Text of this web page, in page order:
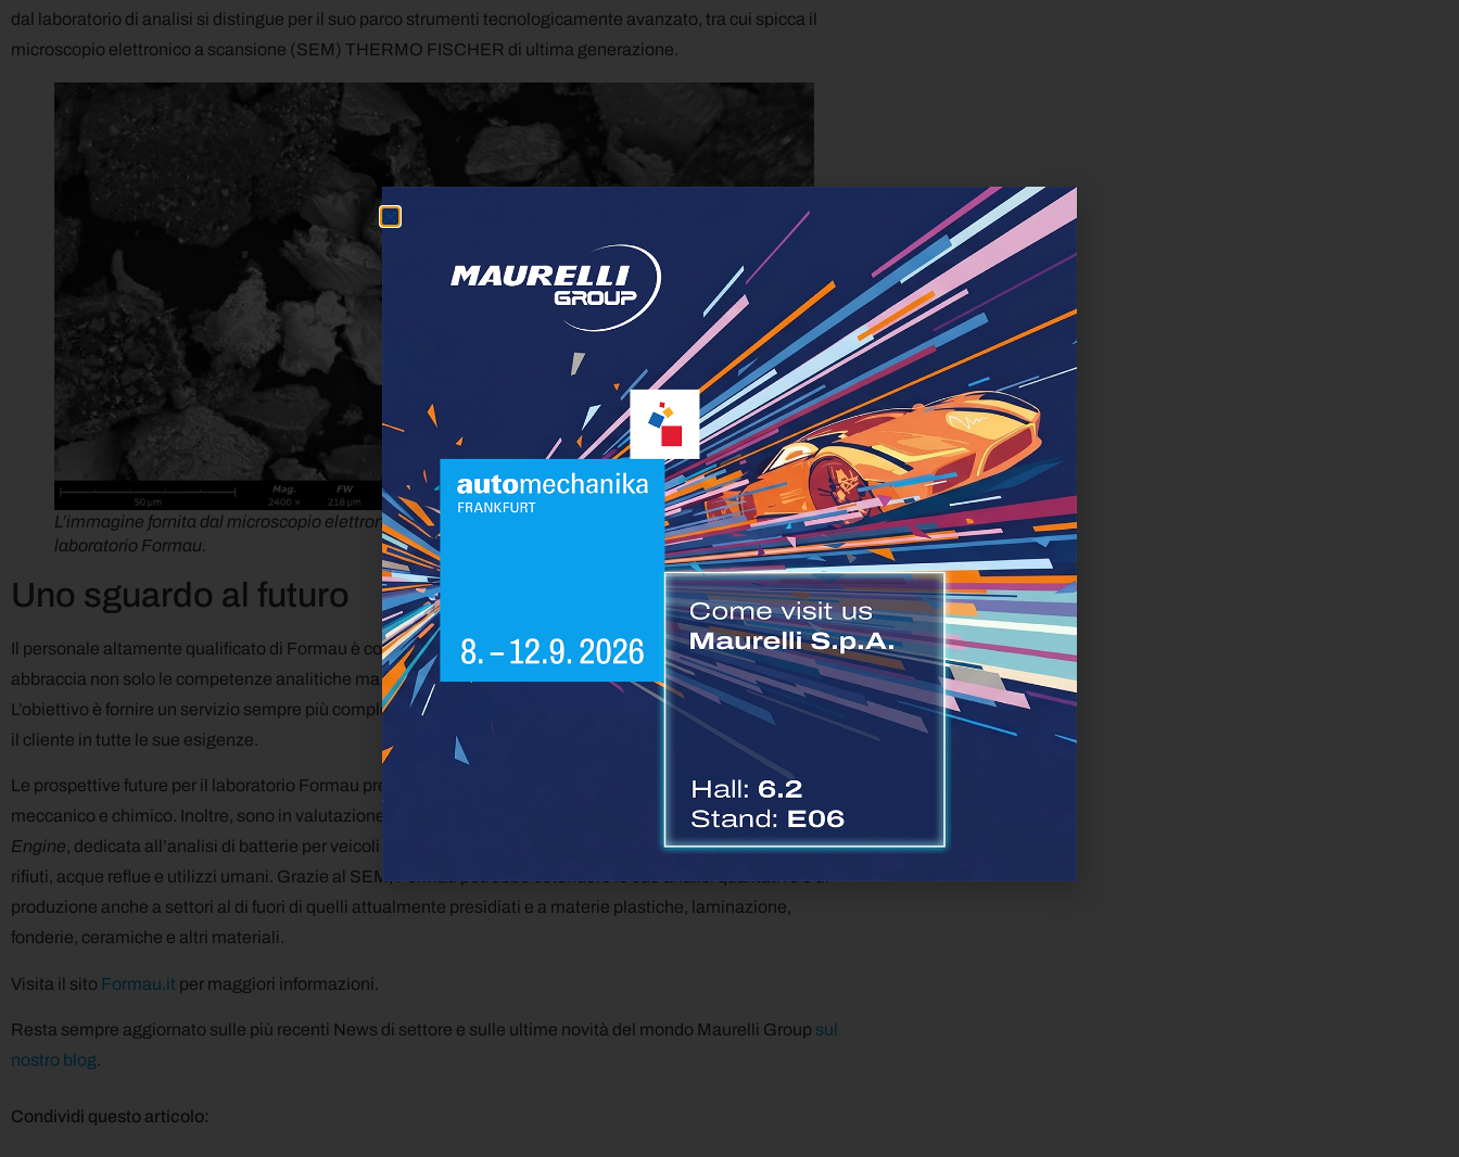
dal laboratorio di analisi si distingue per il suo parco strumenti tecnologicamente avanzato, tra cui spicca il
microscopio elettronico a scansione (SEM) THERMO FISCHER di ultima generazione.
L’immagine fornita dal microscopio elettronico a scansione (SEM) Thermo Fischer, impiegato nel
laboratorio Formau.
Uno sguardo al futuro
Il personale altamente qualificato di Formau è costantemente impegnato in un processo di formazione, che
abbraccia non solo le competenze analitiche ma anche la comprensione delle normative e degli aspetti legali.
L’obiettivo è fornire un servizio sempre più completo e affidabile, andando oltre l’analisi dei liquidi per sostenere
il cliente in tutte le sue esigenze.
Le prospettive future per il laboratorio Formau prevedono un’evoluzione nell’ambito di studio ingegneristico
meccanico e chimico. Inoltre, sono in valutazione l’apertura di due nuove divisioni interne: la DivisioneGreen
Engine, dedicata all’analisi di batterie per veicoli elettrici, e la Divisione Ambientale, focalizzata sull’analisi di
rifiuti, acque reflue e utilizzi umani. Grazie al SEM, Formau potrebbe estendere le sue analisi qualitative e di
produzione anche a settori al di fuori di quelli attualmente presidiati e a materie plastiche, laminazione,
fonderie, ceramiche e altri materiali.
Visita il sito Formau.it per maggiori informazioni.
Resta sempre aggiornato sulle più recenti News di settore e sulle ultime novità del mondo Maurelli Group sul
nostro blog.
Condividi questo articolo: